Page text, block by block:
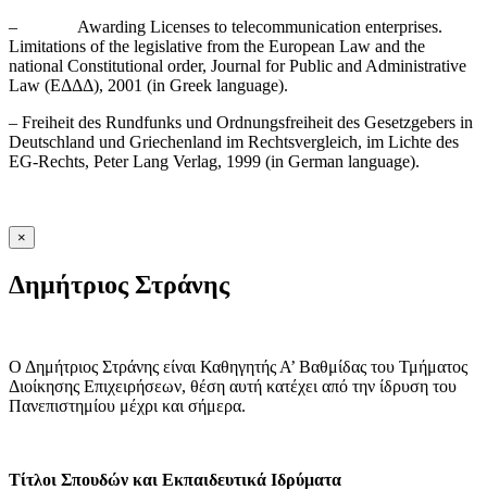
– Awarding Licenses to telecommunication enterprises.
Limitations of the legislative from the European Law and the
national Constitutional order, Journal for Public and Administrative
Law (ΕΔΔΔ), 2001 (in Greek language).
– Freiheit des Rundfunks und Ordnungsfreiheit des Gesetzgebers in
Deutschland und Griechenland im Rechtsvergleich, im Lichte des
EG-Rechts, Peter Lang Verlag, 1999 (in German language).
×
Δημήτριος Στράνης
Ο Δημήτριος Στράνης είναι Καθηγητής Α’ Βαθμίδας του Τμήματος
Διοίκησης Επιχειρήσεων, θέση αυτή κατέχει από την ίδρυση του
Πανεπιστημίου μέχρι και σήμερα.
Τίτλοι Σπουδών και Εκπαιδευτικά Ιδρύματα